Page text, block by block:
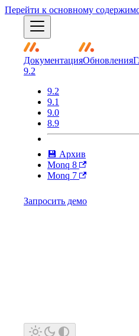
Перейти к основному
ДокументацияОбновления
9.2
9.2
9.1
9.0
8.9
💾 Архив
Monq 8
Monq 7
Запросить демо